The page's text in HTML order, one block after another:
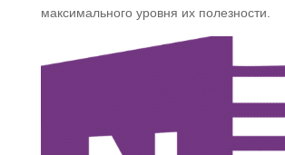
максимального уровня их полезности.